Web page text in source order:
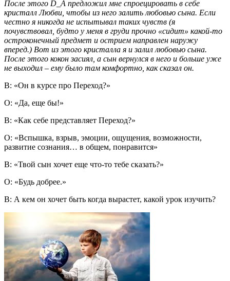
После этого D A предложил мне спроецировать в себе
кристалл Любви, чтобы из него залить любовью сына. Если
честно я никогда не испытывал таких чувств (я
почувствовал, будто у меня в груди прочно «сидит» какой-то
остроконечный предмет и острием направлен наружу
вперед.) Вот из этого кристалла я и залил любовью сына.
После этого кокон засиял, а сын вернулся в него и больше уже
не выходил – ему было там комфортно, как сказал он.
В: «Он в курсе про Переход?»
О: «Да, еще бы!»
В: «Как себе представляет Переход?»
О: «Вспышка, взрыв, эмоции, ощущения, возможности,
развитие сознания… в общем, понравится»
В: «Твой сын хочет еще что-то тебе сказать?»
О: «Будь добрее.»
В: А кем он хочет быть когда вырастет, какой урок изучить?